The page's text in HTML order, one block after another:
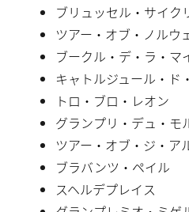
ブリュッセル・サイク
ツアー・オブ・ノルウ
ブークル・デ・ラ・マ
キャトルジュール・ド
トロ・ブロ・レオン
グランプリ・デュ・モ
ツアー・オブ・ジ・ア
ブラバンツ・ペイル
スヘルデプレイス